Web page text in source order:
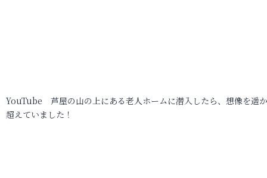
YouTube 芦屋の山の上にある老人ホームに潜入したら、想像を遥
超えていました！